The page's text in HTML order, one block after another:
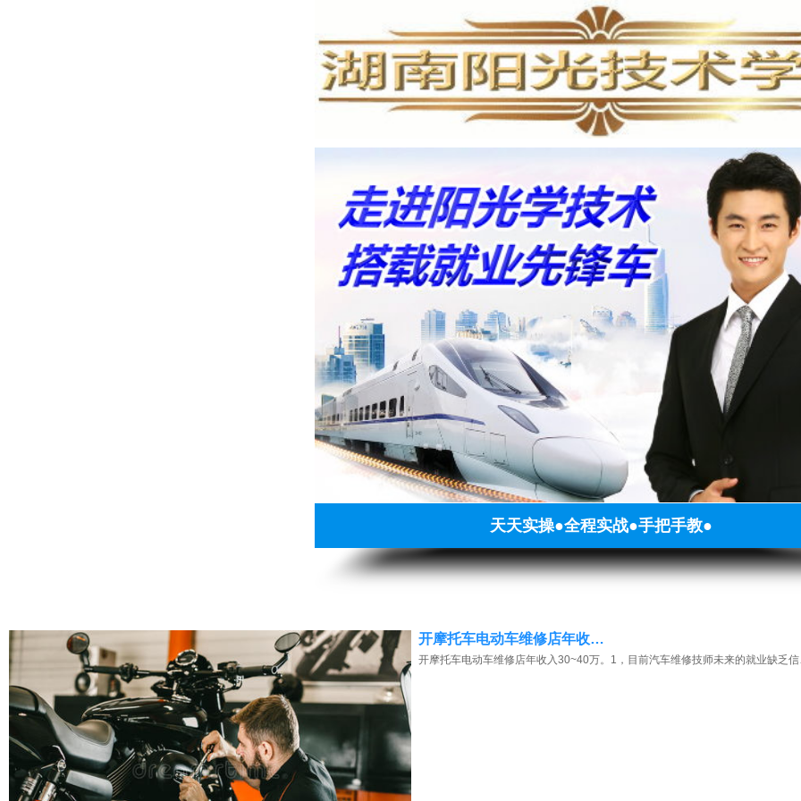
天天实操●全程实战●手把手教●
点击免费咨询电话：13807313137 开摩托车电动车维修店年收…
开摩托车电动车维修店年收入30~40万。1，目前汽车维修技师未来的就业缺乏